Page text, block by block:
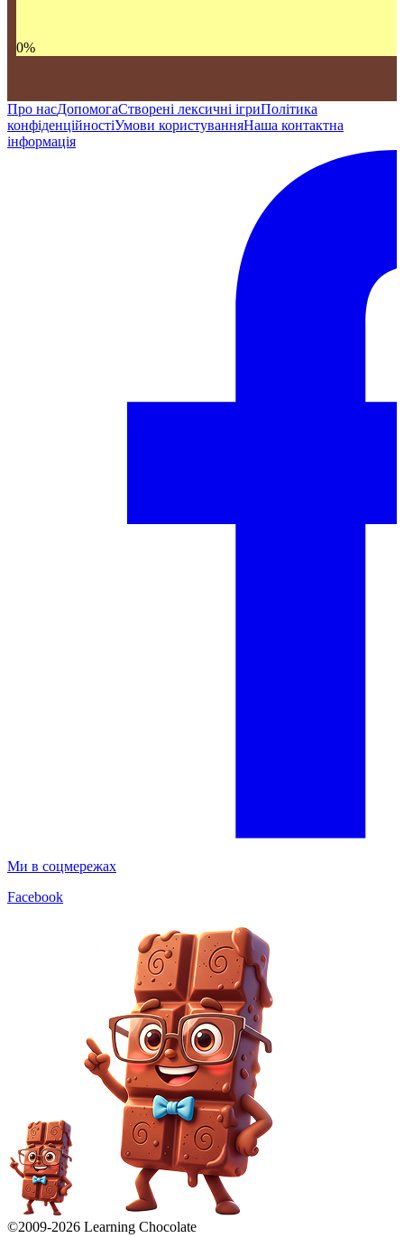
0%
Про насДопомогаСтворені лексичні ігриПолітика
конфіденційностіУмови користуванняНаша контактна
інформація
Ми в соцмережах
Facebook
©2009-2026 Learning Chocolate